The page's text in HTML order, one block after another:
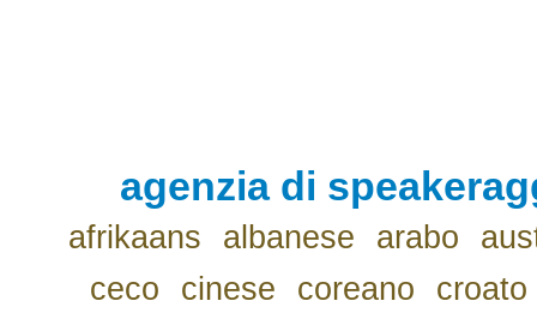
agenzia di
afrikaans albanese arabo
ceco
cinese coreano
croato